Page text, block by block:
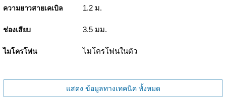
ความยาวสายเคเบิล 1.2 ม.
ช่องเสียบ 3.5 มม.
ไมโครโฟน ไมโครโฟนในตัว
แสดง ข้อมูลทางเทคนิค ทั้งหมด